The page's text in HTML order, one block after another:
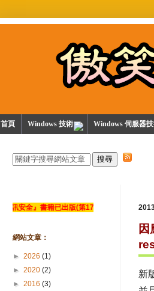
首頁 Windows 技術 Windows 伺服器
新
『資訊安全』書籍已出版(第17次修訂)
網站文章：
► 2026 (1)
► 2020 (2)
► 2016 (3)